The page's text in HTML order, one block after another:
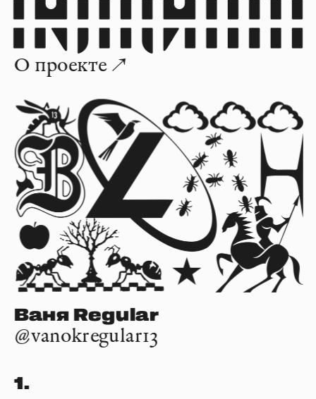
О проекте ↗
Ваня Regular
@vanokregular13
1.